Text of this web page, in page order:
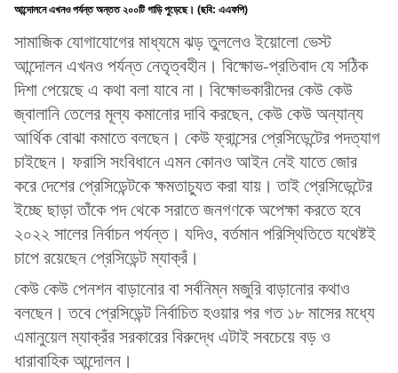
আন্দোলনে এখনও পর্যন্ত অন্তত ২০০টি গাড়ি পুড়েছে। (ছবি: এএফপি)
সামাজিক যোগাযোগের মাধ্যমে ঝড় তুললেও ইয়োলো ভেস্ট
আন্দোলন এখনও পর্যন্ত নেতৃত্বহীন। বিক্ষোভ-প্রতিবাদ যে সঠিক
দিশা পেয়েছে এ কথা বলা যাবে না। বিক্ষোভকারীদের কেউ কেউ
জ্বালানি তেলের মূল্য কমানোর দাবি করছেন, কেউ কেউ অন্যান্য
আর্থিক বোঝা কমাতে বলছেন। কেউ ফ্রান্সের প্রেসিডেন্টের পদত্যাগ
চাইছেন। ফরাসি সংবিধানে এমন কোনও আইন নেই যাতে জোর
করে দেশের প্রেসিডেন্টকে ক্ষমতাচ্যুত করা যায়। তাই প্রেসিডেন্টের
ইচ্ছে ছাড়া তাঁকে পদ থেকে সরাতে জনগণকে অপেক্ষা করতে হবে
২০২২ সালের নির্বাচন পর্যন্ত। যদিও, বর্তমান পরিস্থিতিতে যথেষ্টই
চাপে রয়েছেন প্রেসিডেন্ট ম্যাক্রঁ।
কেউ কেউ পেনশন বাড়ানোর বা সর্বনিম্ন মজুরি বাড়ানোর কথাও
বলছেন। তবে প্রেসিডেন্ট নির্বাচিত হওয়ার পর গত ১৮ মাসের মধ্যে
এমানুয়েল ম্যাক্রঁর সরকারের বিরুদ্ধে এটাই সবচেয়ে বড় ও
ধারাবাহিক আন্দোলন।